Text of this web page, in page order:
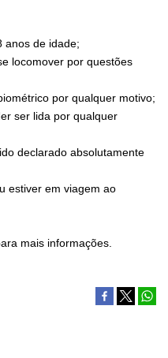
anos de idade;
locomover por questões
por qualquer motivo;
ser lida por qualquer
declarado absolutamente
estiver em viagem ao
mais informações.